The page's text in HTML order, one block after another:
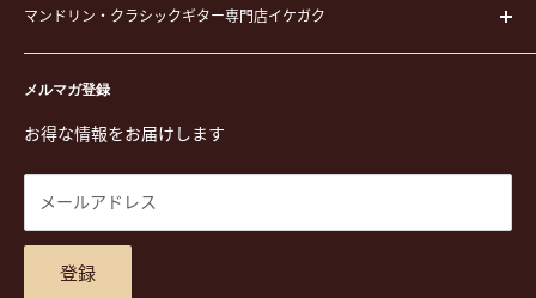
ピック
演奏用品
ステーショナリー&アクセサリー
楽譜
DVD
チケット
楽器レンタル
イケガクについて
お買い物ガイド
特定商取引法に基づく表示
プライバシーポリシー
商品検索
お問合せ
アクセスマップ
メルマガ登録
お得な情報をお届けします
メールアドレス
登録
マンドリン・クラシックギター専門店イケガク
〒171-0021 東京都豊島区西池袋3-23-5 芦沢ビル2F
TEL. 03-5952-1391 / FAX. 03-5952-1392
営業時間 月-水,金,土 11:00-19:00 / 日,祝 11:00-18:00 (木曜定
休)